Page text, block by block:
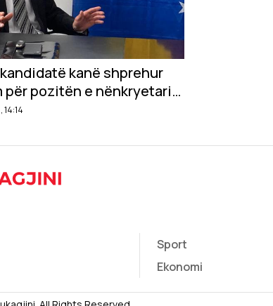
kanë shprehur
për pozitën e nënkryetarit
së Zveçanit
14:14
Sport
Ekonomi